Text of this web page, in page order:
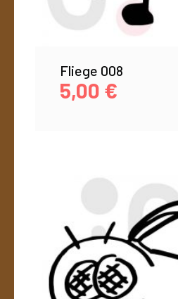
Fliege 008
5,00 €